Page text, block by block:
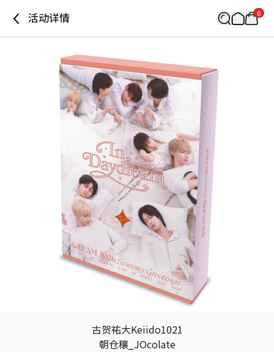
活动详情 0
古贺祐大Keiido1021
朝仓穣_JOcolate